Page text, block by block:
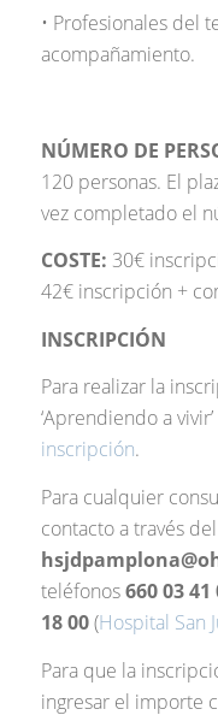
• Profesionales del
acompañamiento.
NÚMERO DE
120 personas. El
vez completado el
COSTE: 30€
42€ inscripción +
INSCRIPCIÓN
Para realizar la
‘Aprendiendo a
inscripción.
Para cualquier
contacto a través
teléfonos660 03 41
18 00(Hospital San
Para que la
ingresar el importe